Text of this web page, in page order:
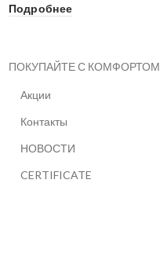
Подробнее
ПОКУПАЙТЕ С КОМФОРТОМ
Акции
Контакты
НОВОСТИ
CERTIFICATE